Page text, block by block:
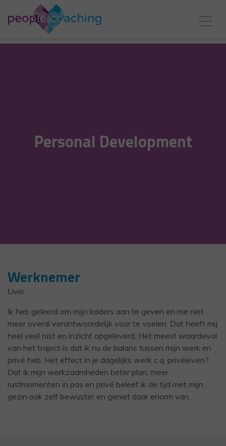
Personal Development
Werknemer
Livio
Ik heb geleerd om mijn kaders aan te geven en me niet
meer overal verantwoordelijk voor te voelen. Dat heeft mij
heel veel rust en inzicht opgeleverd. Het meest waardevol
van het traject is dat ik nu de balans tussen mijn werk en
privé heb. Het effect in je dagelijks werk c.q. privéleven?
Dat ik mijn werkzaamheden beter plan, meer
rustmomenten in pas en privé beleef ik de tijd met mijn
gezin ook zelf bewuster en geniet daar enorm van.